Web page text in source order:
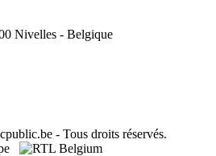
Nivelles - Belgique
- Tous droits réservés.